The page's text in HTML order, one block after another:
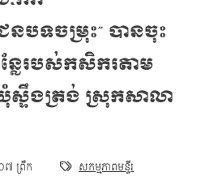
ទចម្រុះ” បានចុះ
លែរបស់កសិករតាម
ទឹងត្រង់ ស្រុកសាលា
៧ ព្រឹក សកម្មភាពមន្ទីរ